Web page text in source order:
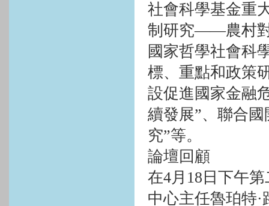
社會科學基金重
制研究——農村對
國家哲學社會科
標、重點和政策
設促進國家金融
續發展”、聯合
究”等。
論壇回顧
在4月 18 日下午
中心主任魯珀特